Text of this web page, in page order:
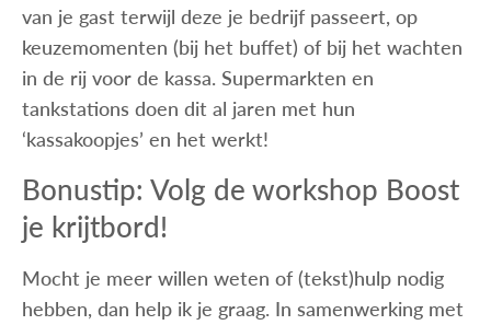
van je gast terwijl deze je bedrijf passeert, op
keuzemomenten (bij het buffet) of bij het wachten
in de rij voor de kassa. Supermarkten en
tankstations doen dit al jaren met hun
‘kassakoopjes’ en het werkt!
Bonustip: Volg de workshop Boost
je krijtbord!
Mocht je meer willen weten of (tekst)hulp nodig
hebben, dan help ik je graag. In samenwerking met